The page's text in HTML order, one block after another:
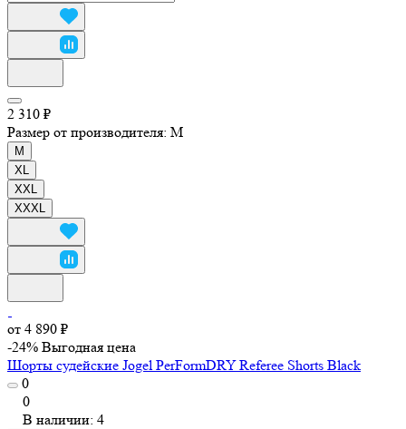
2 310 ₽
Размер от производителя: M
M
XL
XXL
XXXL
от 4 890 ₽
-24% Выгодная цена
Шорты судейские Jogel PerFormDRY Referee Shorts Black
0
0
В наличии: 4